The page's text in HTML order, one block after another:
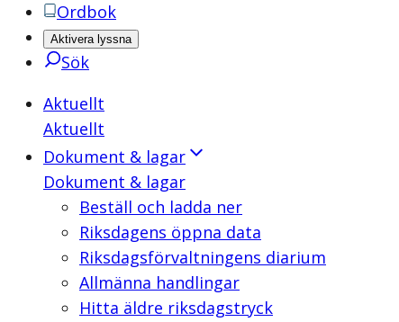
Ordbok
Aktivera lyssna
Sök
Aktuellt
Aktuellt
Dokument & lagar
Dokument & lagar
Beställ och ladda ner
Riksdagens öppna data
Riksdagsförvaltningens diarium
Allmänna handlingar
Hitta äldre riksdagstryck